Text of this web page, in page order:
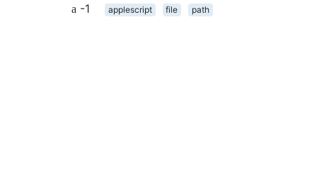
-1
applescript file path